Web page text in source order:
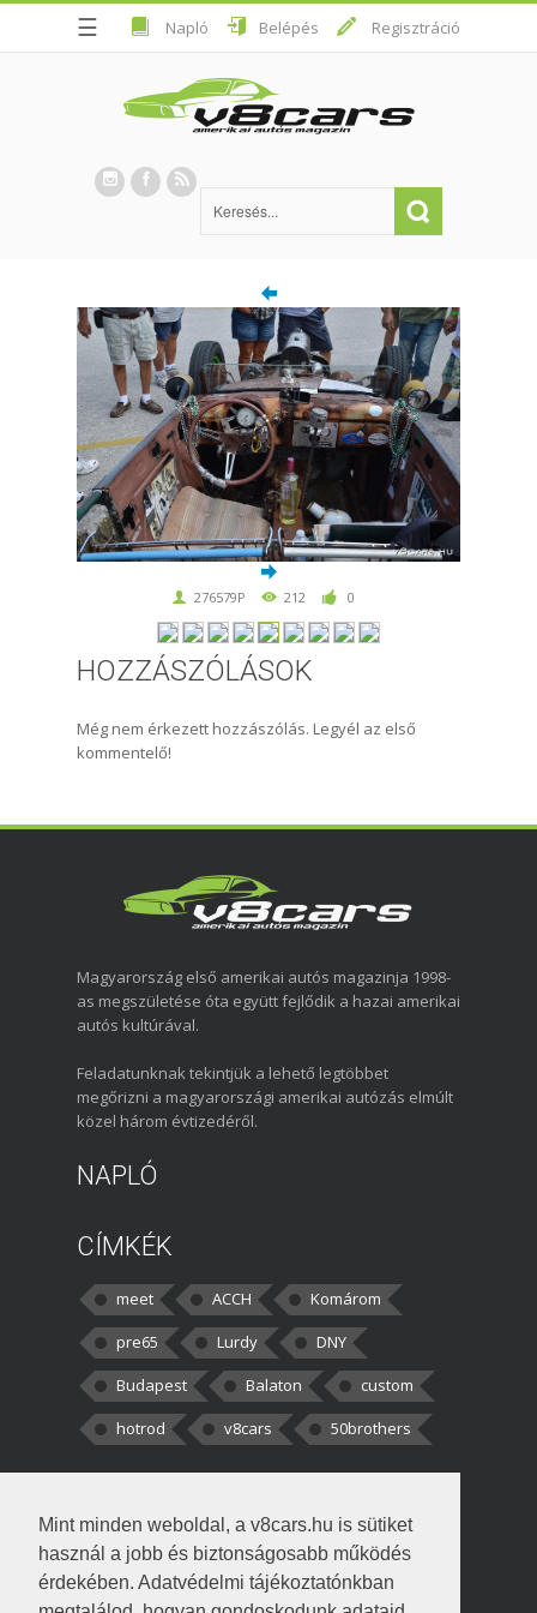
Mint minden weboldal, a v8cars.hu is sütiket
használ a jobb és biztonságosabb működés
érdekében. Adatvédelmi tájékoztatónkban
☰ Napló Belépés Regisztráció
276579P 212 0
HOZZÁSZÓLÁSOK
Még nem érkezett hozzászólás. Legyél az első
kommentelő!
Magyarország első amerikai autós magazinja 1998-
as megszületése óta együtt fejlődik a hazai amerikai
autós kultúrával.
Feladatunknak tekintjük a lehető legtöbbet
megőrizni a magyarországi amerikai autózás elmúlt
közel három évtizedéről.
NAPLÓ
CÍMKÉK
meet ACCH
Komárom
pre65
Lurdy
DNY
Budapest
Balaton
custom
hotrod
v8cars 50brothers
kortisz:Elszúrtam! Én csak két
darabbaal számoltam. Nem tudtam, hogy fél autót,